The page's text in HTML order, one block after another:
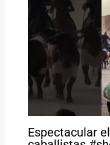
Espectacular